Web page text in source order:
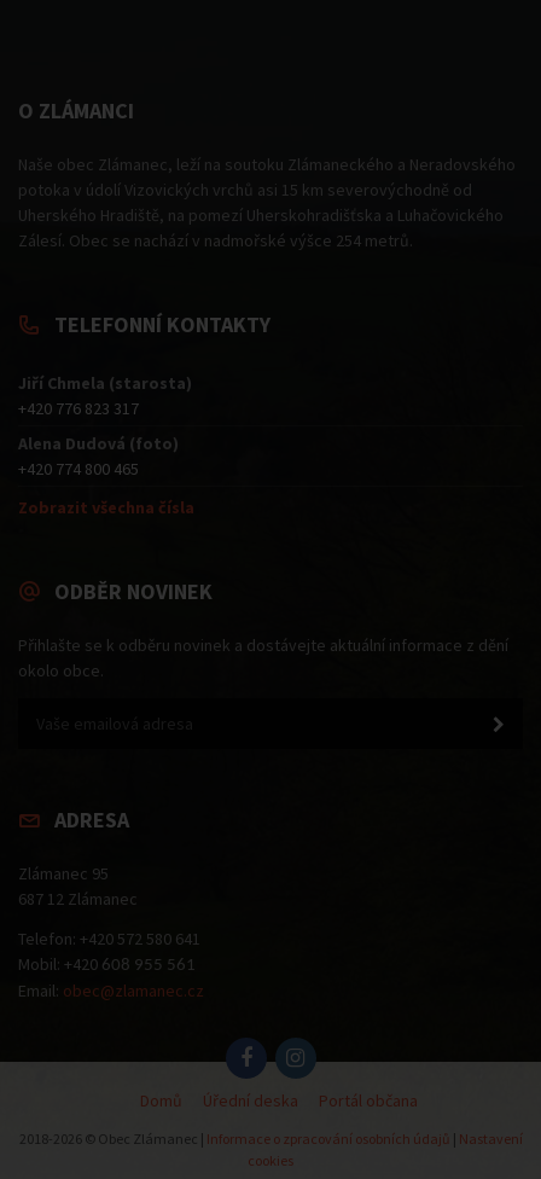
O ZLÁMANCI
Naše obec Zlámanec, leží na soutoku Zlámaneckého a Neradovského
potoka v údolí Vizovických vrchů asi 15 km severovýchodně od
Uherského Hradiště, na pomezí Uherskohradišťska a Luhačovického
Zálesí. Obec se nachází v nadmořské výšce 254 metrů.
TELEFONNÍ KONTAKTY
Jiří Chmela (starosta)
+420 776 823 317
Alena Dudová (foto)
+420 774 800 465
Zobrazit všechna čísla
ODBĚR NOVINEK
Přihlašte se k odběru novinek a dostávejte aktuální informace z dění
okolo obce.
ADRESA
Zlámanec 95
687 12 Zlámanec
Telefon: +420 572 580 641
Mobil: +420 608 955 561
Email: obec@zlamanec.cz
Domů Úřední deska Portál občana
2018-2026 © Obec Zlámanec | Informace o zpracování osobních údajů | Nastavení
cookies